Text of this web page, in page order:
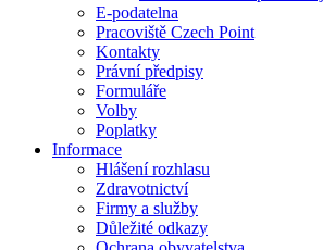
E-podatelna
Pracoviště Czech Point
Kontakty
Právní předpisy
Formuláře
Volby
Poplatky
Informace
Hlášení rozhlasu
Zdravotnictví
Firmy a služby
Důležité odkazy